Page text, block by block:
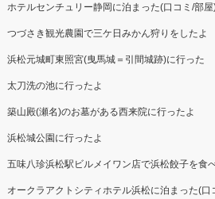
ホテルセンチュリー静岡に泊まった(口コミ/部屋
つづさき観光農園で三ケ日みかん狩りをしたよ
浜松元城町東照宮(曳馬城＝引間城跡)に行った
太刀洗の池に行ったよ
築山殿(瀬名)のお墓がある西来院に行ったよ
浜松城公園に行ったよ
五味八珍浜松駅ビルメイワン店で浜松餃子を食
オークラアクトシティホテル浜松に泊まった(口